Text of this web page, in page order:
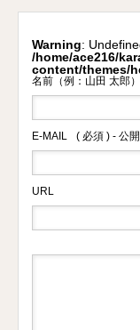
Warning
:
/home/ace216/
content/themes/
名前（例：山田 太郎）
E-MAIL ( 必須 ) - 公
URL